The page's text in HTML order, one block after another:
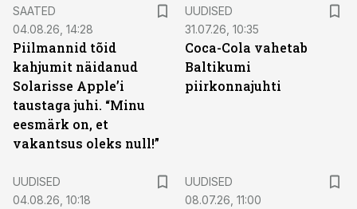
SAATED
04.08.26, 14:28
Piilmannid tõid
kahjumit näidanud
Solarisse Apple’i
taustaga juhi. “Minu
eesmärk on, et
vakantsus oleks null!”
UUDISED
31.07.26, 10:35
Coca-Cola vahetab
Baltikumi
piirkonnajuhti
UUDISED
04.08.26, 10:18
UUDISED
08.07.26, 11:00